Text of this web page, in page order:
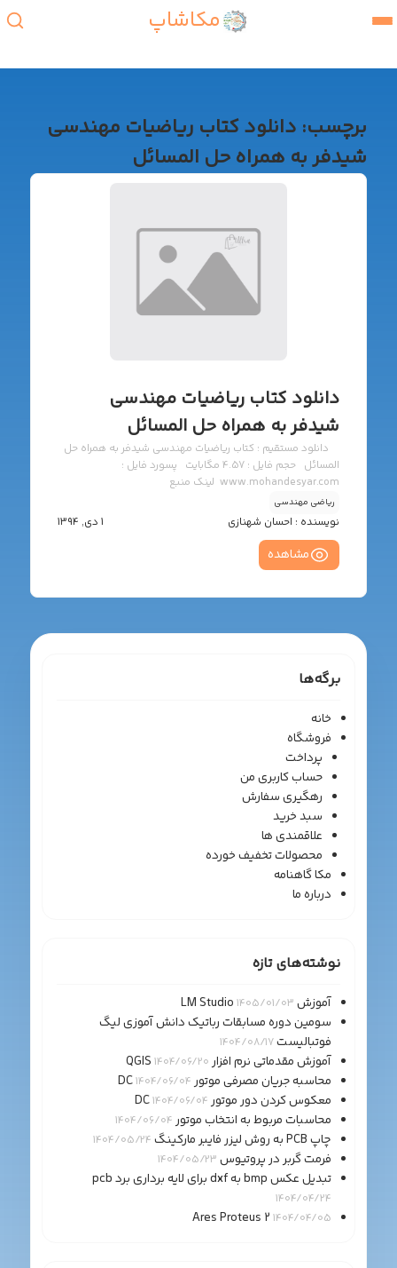
مکاشاپ
برگه‌ها
خانه
فروشگاه
پرداخت
حساب کاربری من
رهگیری سفارش
سبد خرید
علاقمندی ها
محصولات تخفیف خورده
مکا گاهنامه
درباره ما
نوشته‌های تازه
آموزش LM Studio 1405/01/03
سومین دوره مسابقات رباتیک دانش آموزی لیگ
فوتبالیست1404/08/17
آموزش مقدماتی نرم افزار QGIS1404/06/20
محاسبه جریان مصرفی موتور DC1404/06/04
معکوس کردن دور موتور DC1404/06/04
محاسبات مربوط به انتخاب موتور 1404/06/04
چاپ PCB به روش لیزر فایبر مارکینگ 1404/05/24
فرمت گربر در پروتیوس 1404/05/23
تبدیل عکس bmp به dxf برای لایه برداری برد pcb
1404/04/24
Ares Proteus 2 1404/04/05
برچسب: دانلود کتاب ریاضیات مهندسی
شیدفر به همراه حل المسائل
دانلود کتاب ریاضیات مهندسی
شیدفر به همراه حل المسائل
دانلود مستقیم : کتاب ریاضیات مهندسی شیدفر به همراه حل
المسائل حجم فایل : 4.57 مگابایت پسورد فایل :
www.mohandesyar.com لینک منبع
ریاضی مهندسی
نویسنده : احسان شهنازی 1 دی, 1394
مشاهده